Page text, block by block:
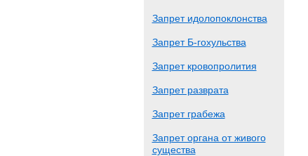
Запрет идолопоклонства
Запрет Б-гохульства
Запрет кровопролития
Запрет разврата
Запрет грабежа
Запрет органа от живого
существа